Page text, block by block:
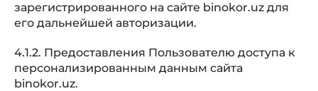
зарегистрированного на сайте binokor.uz для
его дальнейшей авторизации.
4.1.2. Предоставления Пользователю доступа к
персонализированным данным сайта
binokor.uz.